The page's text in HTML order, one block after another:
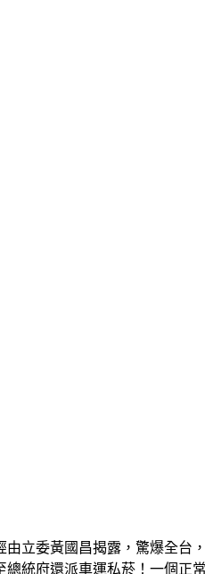
立委黃國昌揭露，驚爆全
統府還派車運私菸！一個正